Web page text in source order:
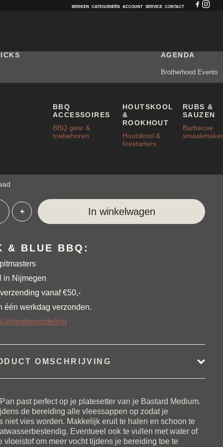
MERKEN CATEGORIEËN ACCOUNT SERVICE CONTACT
BBQ
ACCESSOIRES
BBQ gear &
toebehoren
HOUTSKOOL
&
ROOKHOUT
Houtskool &
firestarters
RUBS &
SAUZEN
Barbecue
AGENDA
Brotherhood Events
BASTARD DRIP PAN
+ In winkelwagen
& BLUE BBQ:
in Nijmegen
vanaf €50,-
één werkdag verzonden.
OMSCHRIJVING
past perfect op je platesetter van je Bastard Medium.
de bereiding alle vleessappen op zodat je
niet vies worden. Makkelijk eruit te halen en schoon te
Eventueel ook te vullen met water of
vloeistof om meer vocht tijdens je bereiding toe te